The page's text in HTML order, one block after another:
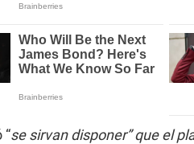
“se sirvan disponer” que el